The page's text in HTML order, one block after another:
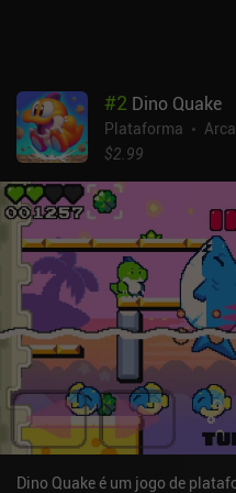
#2 Dino Quake
Plataforma
$2.99
Dino Quake é um jogo de